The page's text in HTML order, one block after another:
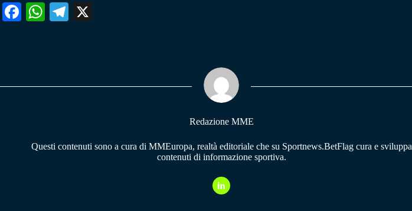
Fa W
pp
Te
m
Redazione MME
Questi contenuti sono a cura di MMEuropa, realtà editoriale che su Sportnews.BetFlag cura e sviluppa
contenuti di informazione sportiva.